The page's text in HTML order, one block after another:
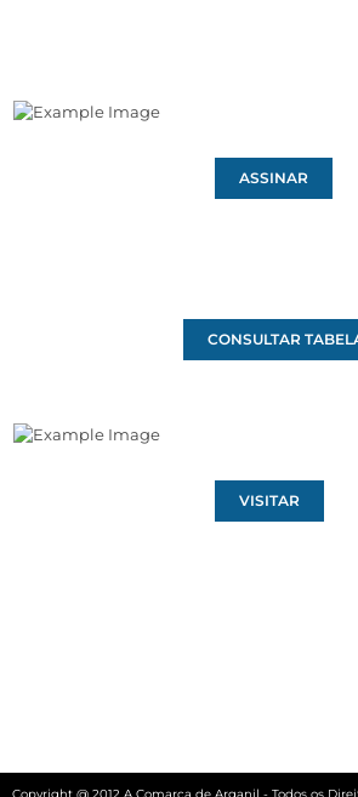
ASSINAR
CONSULTAR
VISITAR
Copyright @ 2012 A Comarca de Arganil - Todos os